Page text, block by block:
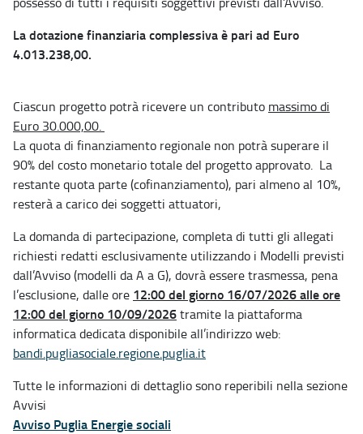
La dotazione finanziaria complessiva è pari ad Euro
4.013.238,00.
Ciascun progetto potrà ricevere un contributo massimo di
Euro 30.000,00.
La quota di finanziamento regionale non potrà superare il
90% del costo monetario totale del progetto approvato. La
restante quota parte (cofinanziamento), pari almeno al 10%,
resterà a carico dei soggetti attuatori,
La domanda di partecipazione, completa di tutti gli allegati
richiesti redatti esclusivamente utilizzando i Modelli previsti
dall’Avviso (modelli da A a G), dovrà essere trasmessa, pena
l’esclusione, dalle ore 12:00 del giorno 16/07/2026 alle ore
12:00 del giorno 10/09/2026tramite la piattaforma
informatica dedicata disponibile all’indirizzo web:
bandi.pugliasociale.regione.puglia.it
Tutte le informazioni di dettaglio sono reperibili nella sezione
Avvisi
Avviso Puglia Energie sociali